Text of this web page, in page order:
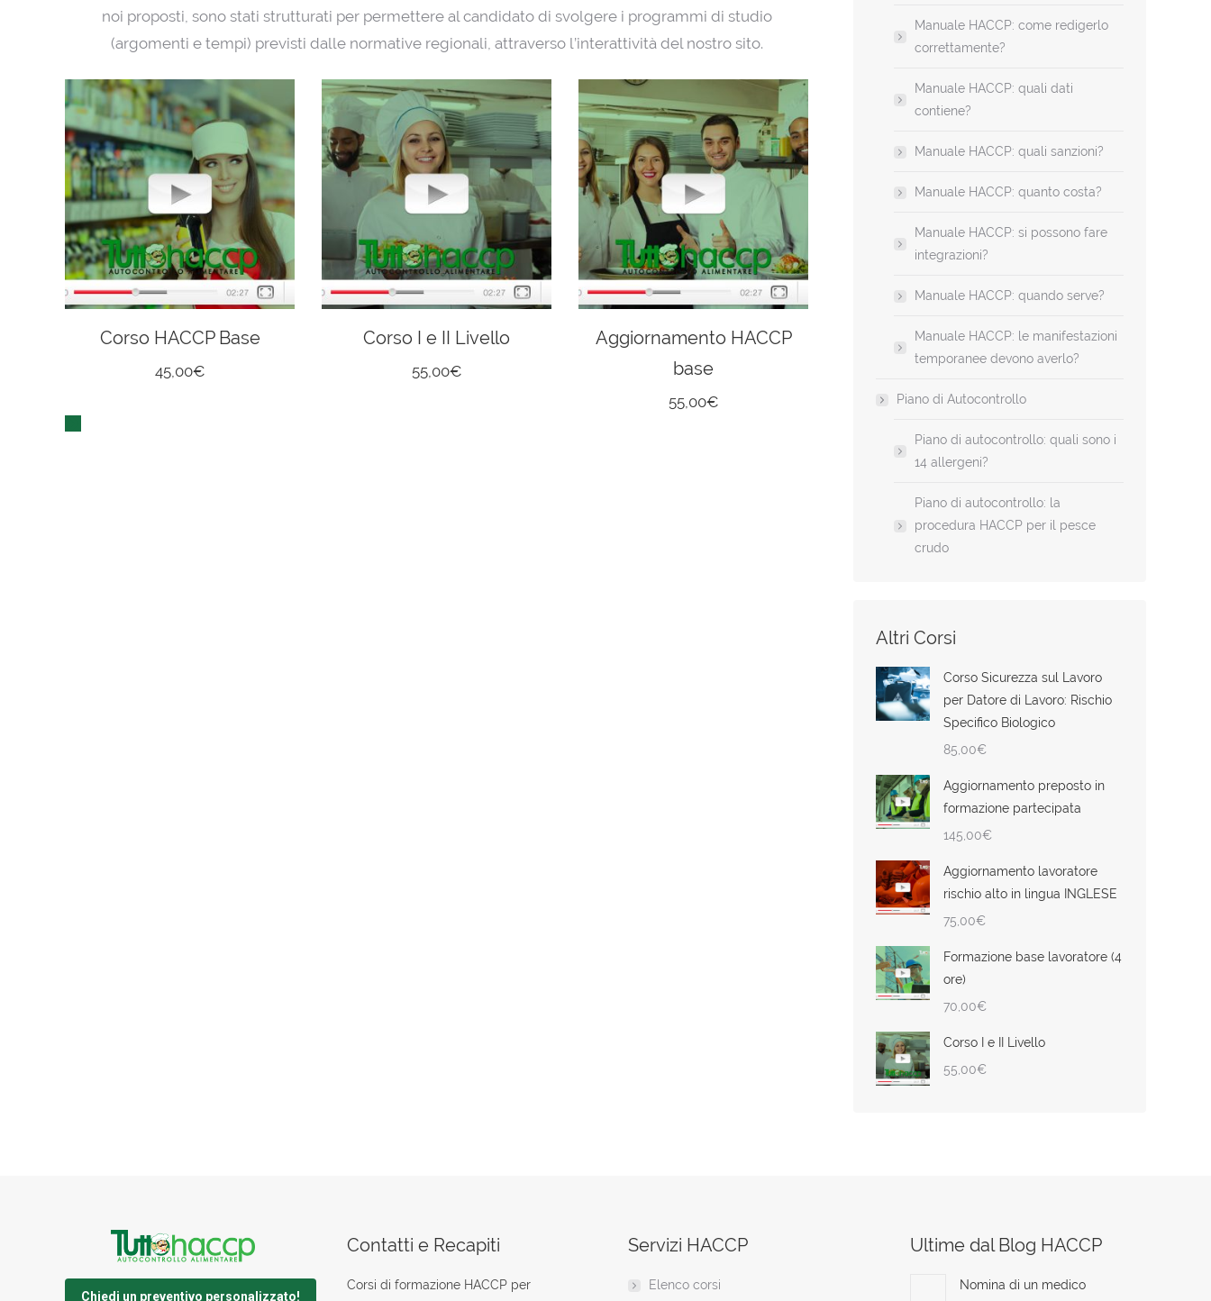
noi proposti, sono stati strutturati per permettere al candidato di svolgere i programmi di studio
(argomenti e tempi) previsti dalle normative regionali, attraverso l’interattività del nostro sito.
Corso HACCP Base
45,00€
Corso I e II Livello
55,00€
Aggiornamento HACCP
base
55,00€
Manuale HACCP
120,00
Manuale HACCP: come redigerlo
correttamente?
Manuale HACCP: quali dati
contiene?
Manuale HACCP: quali sanzioni?
Manuale HACCP: quanto costa?
Manuale HACCP: si possono fare
integrazioni?
Manuale HACCP: quando serve?
Manuale HACCP: le manifestazioni
temporanee devono averlo?
Piano di Autocontrollo
Piano di autocontrollo: quali sono i
14 allergeni?
Piano di autocontrollo: la
procedura HACCP per il pesce
crudo
Altri Corsi
Corso Sicurezza sul Lavoro
per Datore di Lavoro: Rischio
Specifico Biologico
85,00€
Aggiornamento preposto in
formazione partecipata
145,00€
Aggiornamento lavoratore
rischio alto in lingua INGLESE
75,00€
Formazione base lavoratore (4
ore)
70,00€
Corso I e II Livello
55,00€
Chiedi un preventivo personalizzato!
Contatti e Recapiti
Corsi di formazione HACCP per
Servizi HACCP
Elenco corsi
Ultime dal Blog HACCP
Nomina di un medico